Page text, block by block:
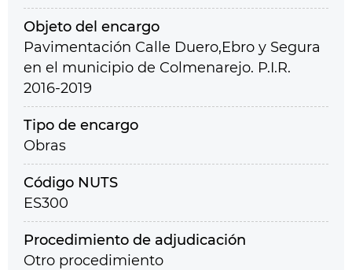
Objeto del encargo
Pavimentación Calle Duero,Ebro y Segura
en el municipio de Colmenarejo. P.I.R.
2016-2019
Tipo de encargo
Obras
Código NUTS
ES300
Procedimiento de adjudicación
Otro procedimiento